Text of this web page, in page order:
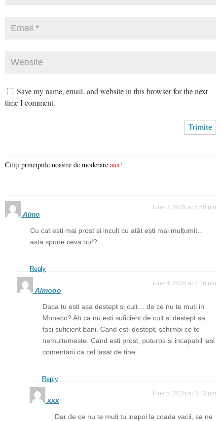
Save my name, email, and website in this browser for the next
time I comment.
Citiți principiile noastre de moderare aici!
Almo
June 3, 2025 at 5:50 pm
Cu cat ești mai prost si incult cu atât ești mai mulțumit…
asta spune ceva nu!?
Reply
Almooo
June 4, 2025 at 7:16 pm
Daca tu esti asa destept si cult… de ce nu te muti in
Monaco? Ah ca nu esti suficient de cult si destept sa
faci suficient bani. Cand esti destept, schimbi ce te
nemultumeste. Cand esti prost, puturos si incapabil lasi
comentarii ca cel lasat de tine.
Reply
xxx
June 5, 2025 at 3:13 pm
Dar de ce nu te muti tu inapoi la coada vacii, sa ne